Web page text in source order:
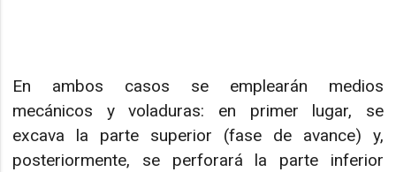
En ambos casos se emplearán medios
mecánicos y voladuras: en primer lugar, se
excava la parte superior (fase de avance) y,
posteriormente, se perforará la parte inferior